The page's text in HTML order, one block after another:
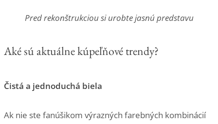
Pred rekonštrukciou si urobte jasnú predstavu
Aké sú aktuálne kúpeľňové trendy?
Čistá a jednoduchá biela
Ak nie ste fanúšikom výrazných farebných kombinácií